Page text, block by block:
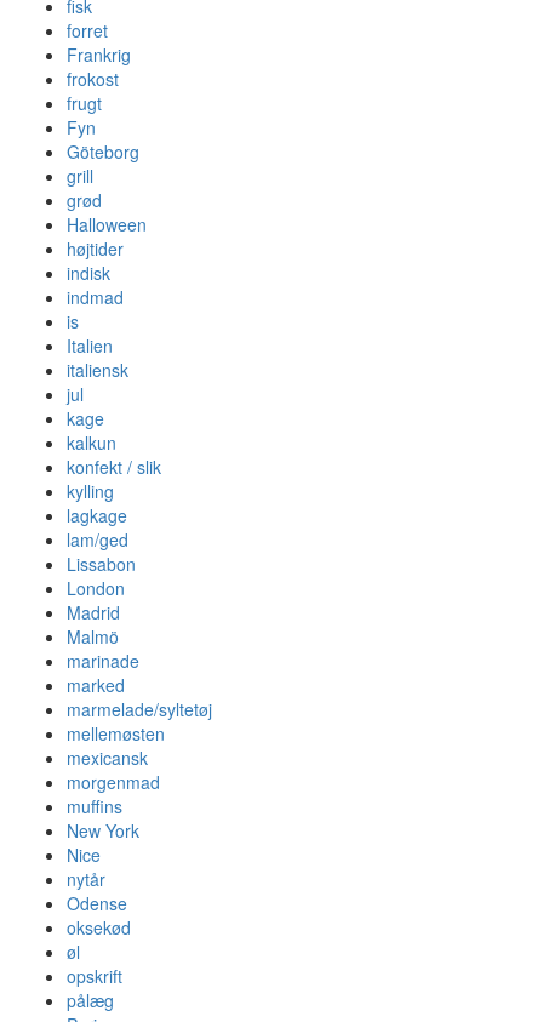
fisk
forret
Frankrig
frokost
frugt
Fyn
Göteborg
grill
grød
Halloween
højtider
indisk
indmad
is
Italien
italiensk
jul
kage
kalkun
konfekt / slik
kylling
lagkage
lam/ged
Lissabon
London
Madrid
Malmö
marinade
marked
marmelade/syltetøj
mellemøsten
mexicansk
morgenmad
muffins
New York
Nice
nytår
Odense
oksekød
øl
opskrift
pålæg